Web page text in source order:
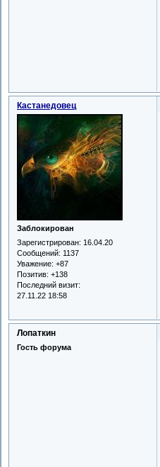
Кастанедовец
Заблокирован
Зарегистрирован: 16.04.20
Сообщений: 1137
Уважение: +87
Позитив: +138
Последний визит:
27.11.22 18:58
Лопаткин
Гость форума